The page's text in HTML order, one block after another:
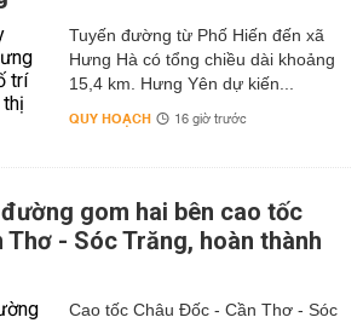
Tuyến đường từ Phố Hiến đến xã
Hưng Hà có tổng chiều dài khoảng
15,4 km. Hưng Yên dự kiến...
QUY HOẠCH 16 giờ trước
gom hai bên cao tốc
Thơ - Sóc Trăng, hoàn thành
Cao tốc Châu Đốc - Cần Thơ - Sóc